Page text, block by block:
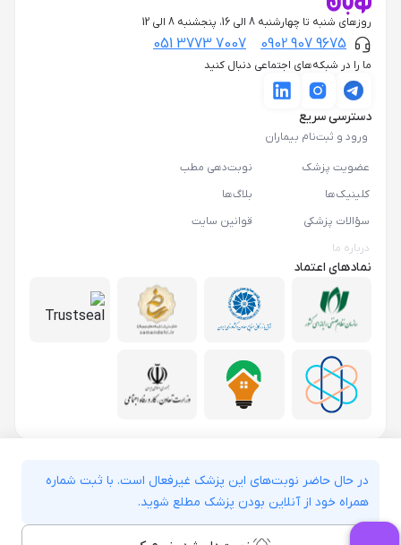
در حال حاضر نوبت‌های این پزشک غیرفعال است. با ثبت شماره
همراه خود از آنلاین بودن پزشک مطلع شوید.
روزهای شنبه تا چهارشنبه 8 الی 16، پنجشنبه 8 الی 12
0902 907 9675
051 3773 7007
ما را در شبکه‌های اجتماعی دنبال کنید
دسترسی سریع
ورود و ثبت‌نام بیماران
عضویت پزشک
نوبت‌دهی مطب
کلینیک‌ها
بلاگ‌ها
سؤالات پزشکی
قوانین سایت
درباره ما
نمادهای اعتماد